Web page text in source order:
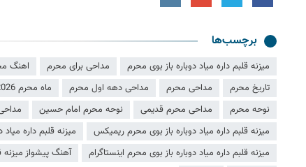
برچسب‌ها
میزنه قلبم داره میاد دوباره باز بوی محرم مداحی برای محرم اهنگ
تاریخ محرم
مداحی محرم مداحی دهه اول محرم ماه محرم 2026
نوحه محرم
مداحی محرم قدیمی نوحه محرم امام حسین
میزنه قلبم داره میاد دوباره باز بوی محرم ریمیکس
میزنه قلبم داره
میزنه قلبم داره میاد دوباره باز بوی محرم اینستاگرام
آهنگ پیشواز میزنه